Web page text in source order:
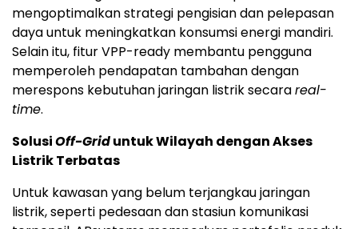
mengoptimalkan strategi pengisian dan pelepasan
daya untuk meningkatkan konsumsi energi mandiri.
Selain itu, fitur VPP-ready membantu pengguna
memperoleh pendapatan tambahan dengan
merespons kebutuhan jaringan listrik secarareal-
time.
SolusiOff-Griduntuk Wilayah dengan Akses
Listrik Terbatas
Untuk kawasan yang belum terjangkau jaringan
listrik, seperti pedesaan dan stasiun komunikasi